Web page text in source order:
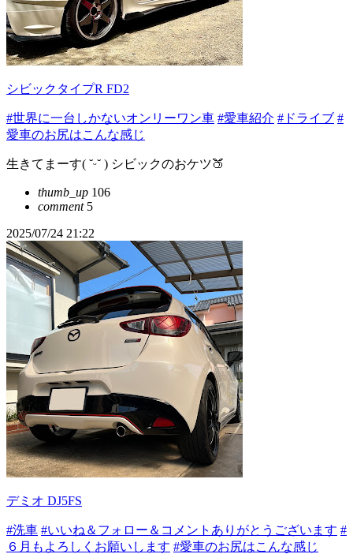
シビックタイプR FD2
#世界に一台しかないオンリーワン車 #愛車紹介 #ドライブ #
愛車のお尻はこんな感じ
生きてまーす( ˘ᵕ˘ ) シビックのおケツ🍑
thumb_up 106
comment5
2025/07/24 21:22
デミオ DJ5FS
#洗車 #いいね＆フォロー＆コメントありがとうございます #
６月もよろしくお願いします #愛車のお尻はこんな感じ